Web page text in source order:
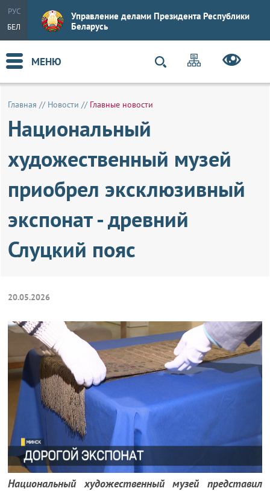
РУС
БЕЛ
Управление делами Президента Республики
Беларусь
МЕНЮ
Главная // Новости // Главные новости
Национальный
художественный музей
приобрел эксклюзивный
экспонат - древний
Слуцкий пояс
20.05.2026
Национальный художественный музей представил